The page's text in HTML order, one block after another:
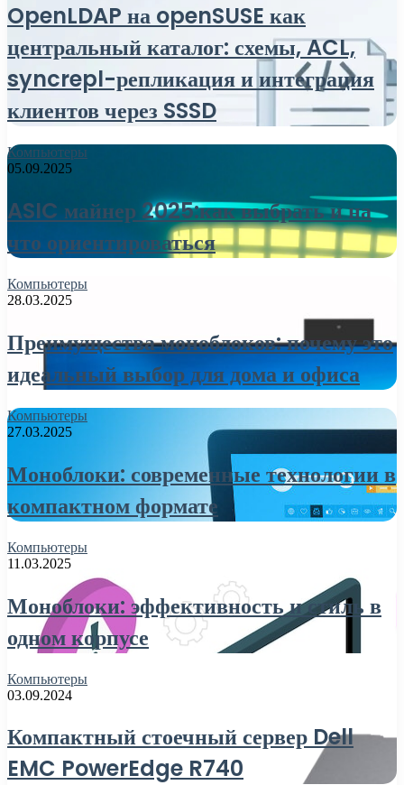
OpenLDAP на openSUSE как
центральный каталог: схемы, ACL,
syncrepl-репликация и интеграция
клиентов через SSSD
Компьютеры
05.09.2025
ASIC майнер 2025:как выбрать и на
что ориентироваться
Компьютеры
28.03.2025
Преимущества моноблоков: почему это
идеальный выбор для дома и офиса
Компьютеры
27.03.2025
Моноблоки: современные технологии в
компактном формате
Компьютеры
11.03.2025
Моноблоки: эффективность и стиль в
одном корпусе
Компьютеры
03.09.2024
Компактный стоечный сервер Dell
EMC PowerEdge R740